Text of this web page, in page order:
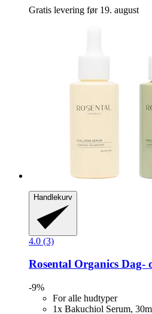
Gratis levering før 19. august
Handlekurv
4.0 (3)
Rosental Organics Dag-​
-9%
For alle hudtyper
1x Bakuchiol Serum,